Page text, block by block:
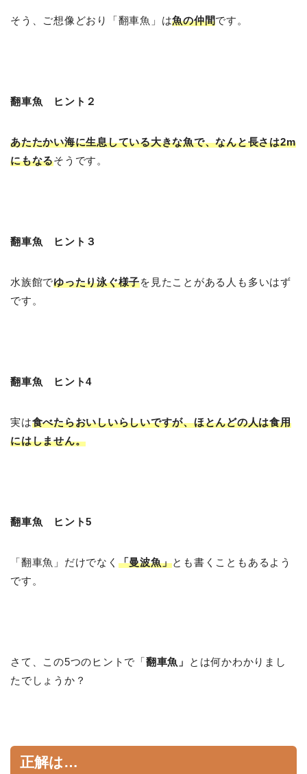
そう、ご想像どおり「翻車魚」は魚の仲間です。
翻車魚 ヒント２
あたたかい海に生息している大きな魚で、なんと長さは2m
にもなるそうです。
翻車魚 ヒント３
水族館でゆったり泳ぐ様子を見たことがある人も多いはず
です。
翻車魚 ヒント4
実は食べたらおいしいらしいですが、ほとんどの人は食用
にはしません。
翻車魚 ヒント5
「翻車魚」だけでなく 「曼波魚」とも書くこともあるよう
です。
さて、この5つのヒントで「翻車魚」
とは何かわかりまし
たでしょうか？
正解は…